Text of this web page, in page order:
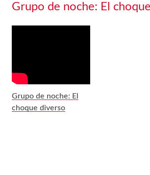
Grupo de noche: El
Grupo de noche: El
choque diverso